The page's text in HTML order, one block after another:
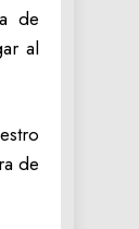
de
al
de